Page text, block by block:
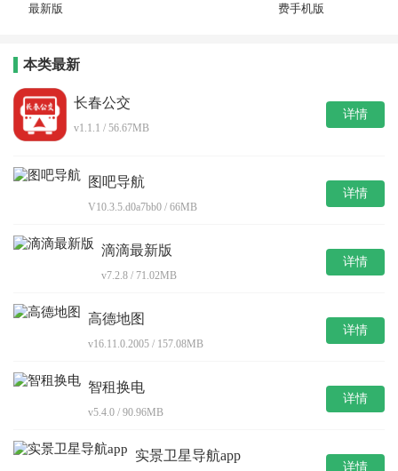
最新版
费手机版
本类最新
长春公交
v1.1.1 / 56.67MB
详情
图吧导航
V10.3.5.d0a7bb0 / 66MB
详情
滴滴最新版
v7.2.8 / 71.02MB
详情
高德地图
v16.11.0.2005 / 157.08MB
详情
智租换电
v5.4.0 / 90.96MB
详情
实景卫星导航app
详情